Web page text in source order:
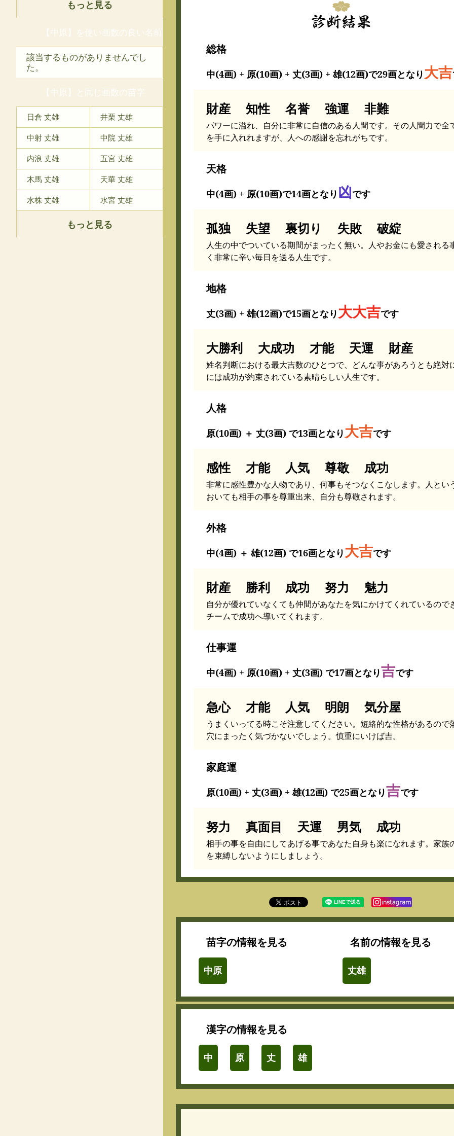
もっと見る
【中原】を使い画数の良い名前
該当するものがありませんでし
た。
【中原】と同じ画数の苗字
日倉 丈雄 井栗 丈雄
中射 丈雄 中院 丈雄
内浪 丈雄 五宮 丈雄
木馬 丈雄 天華 丈雄
水株 丈雄 水宮 丈雄
もっと見る
総格
中(4画) + 原(10画) + 丈(3画) + 雄(12画)で29画となり 大吉
財産 知性 名誉 強運 非難
パワーに溢れ、自分に非常に自信のある人間です。その人間力で全
を手に入れれますが、人への感謝を忘れがちです。
天格
中(4画) + 原(10画)で14画となり 凶です
孤独 失望 裏切り 失敗 破綻
人生の中でついている期間がまったく無い。人やお金にも愛される
く非常に辛い毎日を送る人生です。
地格
丈(3画) + 雄(12画)で15画となり 大大吉です
大勝利 大成功 才能 天運 財産
姓名判断における最大吉数のひとつで、どんな事があろうとも絶対
には成功が約束されている素晴らしい人生です。
人格
原(10画) ＋ 丈(3画) で13画となり 大吉です
感性 才能 人気 尊敬 成功
非常に感性豊かな人物であり、何事もそつなくこなします。人とい
おいても相手の事を尊重出来、自分も尊敬されます。
外格
中(4画) ＋ 雄(12画) で16画となり 大吉です
財産 勝利 成功 努力 魅力
自分が優れていなくても仲間があなたを気にかけてくれているので
チームで成功へ導いてくれます。
仕事運
中(4画) + 原(10画) + 丈(3画) で17画となり吉です
急心 才能 人気 明朗 気分屋
うまくいってる時こそ注意してください。短絡的な性格があるので
穴にまったく気づかないでしょう。慎重にいけば吉。
家庭運
原(10画) + 丈(3画) + 雄(12画) で25画となり吉です
努力 真面目 天運 男気 成功
相手の事を自由にしてあげる事であなた自身も楽になれます。家族
を束縛しないようにしましょう。
苗字の情報を見る
中原
名前の情報を見る
丈雄
漢字の情報を見る
中 原 丈 雄